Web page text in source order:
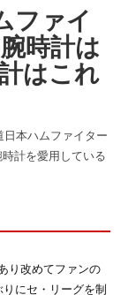
ファイ
時計は
はこれ
本ハムファイター
計を愛用している
り改めてファンの
にセ・リーグを制